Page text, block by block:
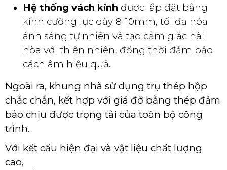
Hệ thống vách kính được lắp đặt bằng
kính cường lực dày 8-10mm, tối đa hóa
ánh sáng tự nhiên và tạo cảm giác hài
hòa với thiên nhiên, đồng thời đảm bảo
cách âm hiệu quả.
Ngoài ra, khung nhà sử dụng trụ thép hộp
chắc chắn, kết hợp với giá đỡ bằng thép đảm
bảo chịu được trọng tải của toàn bộ công
trình.
Với kết cấu hiện đại và vật liệu chất lượng
cao,